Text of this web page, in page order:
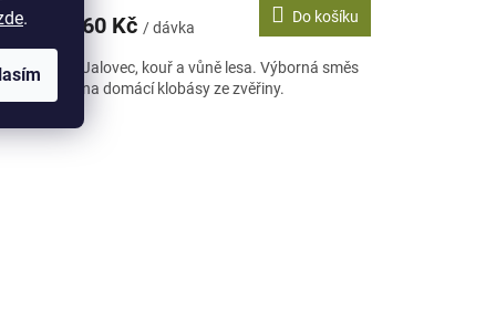
.
Skvělý
60 Kč / dávka
Do košíku
Jalovec, kouř a vůně lesa. Výborná směs
na domácí klobásy ze zvěřiny.